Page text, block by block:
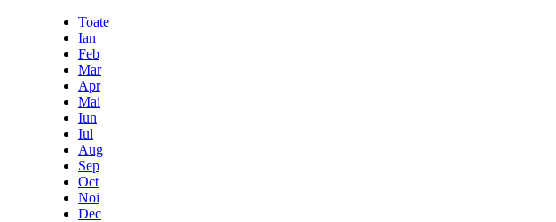
Toate
Ian
Feb
Mar
Apr
Mai
Iun
Iul
Aug
Sep
Oct
Noi
Dec